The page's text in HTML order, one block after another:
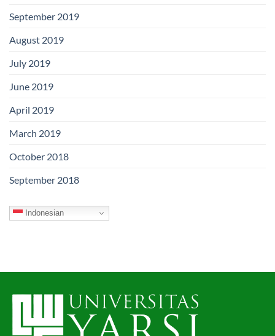
September 2019
August 2019
July 2019
June 2019
April 2019
March 2019
October 2018
September 2018
Indonesian